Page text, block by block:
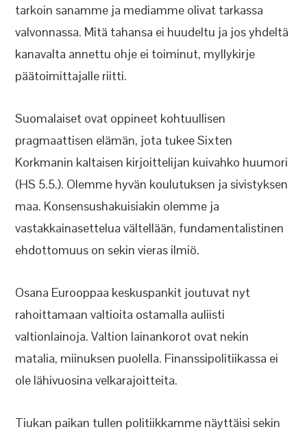
tarkoin sanamme ja mediamme olivat tarkassa
valvonnassa. Mitä tahansa ei huudeltu ja jos yhdeltä
kanavalta annettu ohje ei toiminut, myllykirje
päätoimittajalle riitti.
Suomalaiset ovat oppineet kohtuullisen
pragmaattisen elämän, jota tukee Sixten
Korkmanin kaltaisen kirjoittelijan kuivahko huumori
(HS 5.5.). Olemme hyvän koulutuksen ja sivistyksen
maa. Konsensushakuisiakin olemme ja
vastakkainasettelua vältellään, fundamentalistinen
ehdottomuus on sekin vieras ilmiö.
Osana Eurooppaa keskuspankit joutuvat nyt
rahoittamaan valtioita ostamalla auliisti
valtionlainoja. Valtion lainankorot ovat nekin
matalia, miinuksen puolella. Finanssipolitiikassa ei
ole lähivuosina velkarajoitteita.
Tiukan paikan tullen politiikkamme näyttäisi sekin